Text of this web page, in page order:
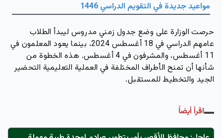
مواعيد جديدة في التقويم الدراسي 1446
حرصت الوزارة على وضع جدول زمني مدروس ليبدأ الطلاب
عامهم الدراسي في 18 أغسطس 2024
، بينما يعود المعلمون في
11 أغسطس
، والمشرفون في 4 أغسطس
. هذه الخطوة من
شأنها أن تمنح الأطراف المختلفة في العملية التعليمية التحضير
الجيد والتخطيط للمستقبل.
اقرأ أيضاً